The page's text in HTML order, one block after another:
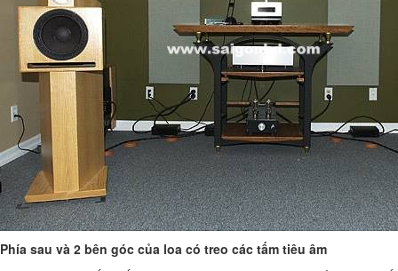
Phía sau và 2 bên góc của loa có treo các tấm tiêu âm